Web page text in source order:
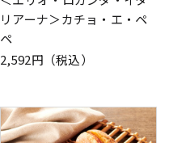
リアーナ＞カチョ・エ・ペ
ペ
2,592円（税込）